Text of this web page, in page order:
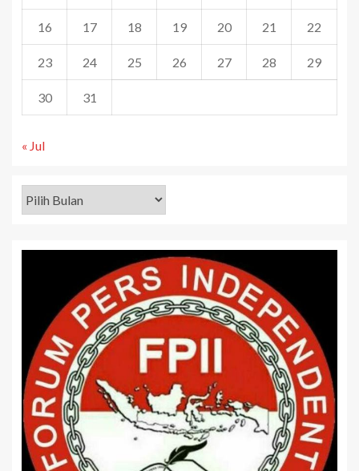
16 17 18 19 20 21 22
23 24 25 26 27 28 29
30 31
« Jul